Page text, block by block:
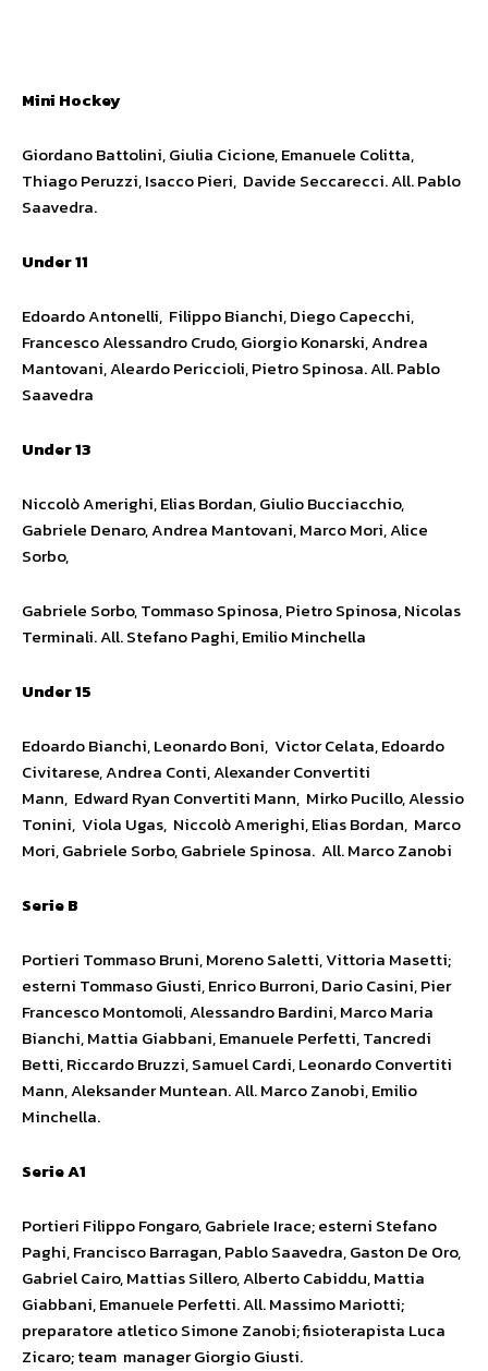
Mini Hockey
Giordano Battolini, Giulia Cicione, Emanuele Colitta,
Thiago Peruzzi, Isacco Pieri, Davide Seccarecci. All. Pablo
Saavedra.
Under 11
Edoardo Antonelli, Filippo Bianchi, Diego Capecchi,
Francesco Alessandro Crudo, Giorgio Konarski, Andrea
Mantovani, Aleardo Periccioli, Pietro Spinosa. All. Pablo
Saavedra
Under 13
Niccolò Amerighi, Elias Bordan, Giulio Bucciacchio,
Gabriele Denaro, Andrea Mantovani, Marco Mori, Alice
Sorbo,
Gabriele Sorbo, Tommaso Spinosa, Pietro Spinosa, Nicolas
Terminali. All. Stefano Paghi, Emilio Minchella
Under 15
Edoardo Bianchi, Leonardo Boni, Victor Celata, Edoardo
Civitarese, Andrea Conti, Alexander Convertiti
Mann, Edward Ryan Convertiti Mann, Mirko Pucillo, Alessio
Tonini, Viola Ugas, Niccolò Amerighi, Elias Bordan, Marco
Mori, Gabriele Sorbo, Gabriele Spinosa. All. Marco Zanobi
Serie B
Portieri Tommaso Bruni, Moreno Saletti, Vittoria Masetti;
esterni Tommaso Giusti, Enrico Burroni, Dario Casini, Pier
Francesco Montomoli, Alessandro Bardini, Marco Maria
Bianchi, Mattia Giabbani, Emanuele Perfetti, Tancredi
Betti, Riccardo Bruzzi, Samuel Cardi, Leonardo Convertiti
Mann, Aleksander Muntean. All. Marco Zanobi, Emilio
Minchella.
Serie A1
Portieri Filippo Fongaro, Gabriele Irace; esterni Stefano
Paghi, Francisco Barragan, Pablo Saavedra, Gaston De Oro,
Gabriel Cairo, Mattias Sillero, Alberto Cabiddu, Mattia
Giabbani, Emanuele Perfetti. All. Massimo Mariotti;
preparatore atletico Simone Zanobi; fisioterapista Luca
Zicaro; team manager Giorgio Giusti.